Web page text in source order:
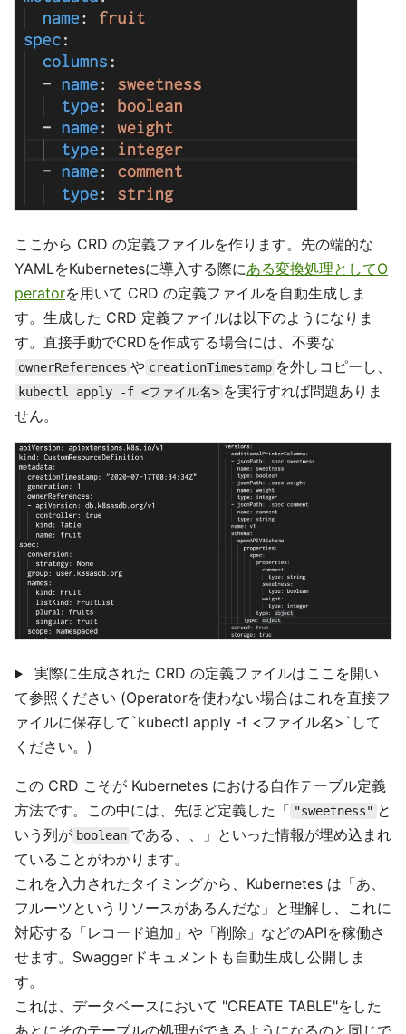
ここから CRD の定義ファイルを作ります。先の端的な
YAMLをKubernetesに導入する際にある変換処理としてO
peratorを用いて CRD の定義ファイルを自動生成しま
す。生成した CRD 定義ファイルは以下のようになりま
す。直接手動でCRDを作成する場合には、不要な
ownerReferences や creationTimestamp を外しコピーし、
kubectl apply -f <ファイル名> を実行すれば問題ありま
せん。
実際に生成された CRD の定義ファイルはここを開い
て参照ください (Operatorを使わない場合はこれを直接フ
ァイルに保存して`kubectl apply -f <ファイル名>`して
ください。)
この CRD こそが Kubernetes における自作テーブル定義
方法です。この中には、先ほど定義した「 "sweetness" と
いう列が boolean である、、」といった情報が埋め込まれ
ていることがわかります。
これを入力されたタイミングから、Kubernetes は「あ、
フルーツというリソースがあるんだな」と理解し、これに
対応する「レコード追加」や「削除」などのAPIを稼働さ
せます。Swaggerドキュメントも自動生成し公開しま
す。
これは、データベースにおいて "CREATE TABLE"をした